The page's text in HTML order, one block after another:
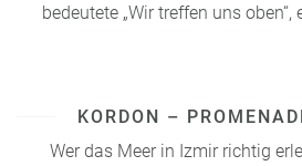
bedeutete „Wir treffen uns oben“,
KORDON –
Wer das Meer in Izmir richtig